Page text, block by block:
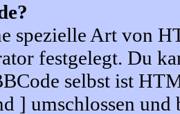
spezielle Art von
festgelegt. Du
selbst ist
] umschlossen